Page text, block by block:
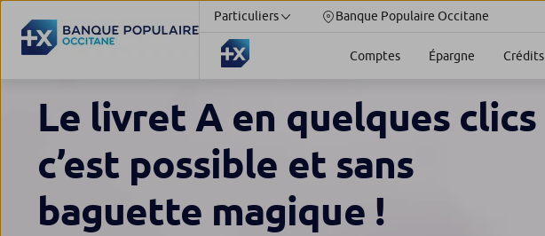
Particuliers Banque Populaire Occitane
Comptes Épargne Crédits
Le livret A en quelques clics
c’est possible et sans
baguette magique !